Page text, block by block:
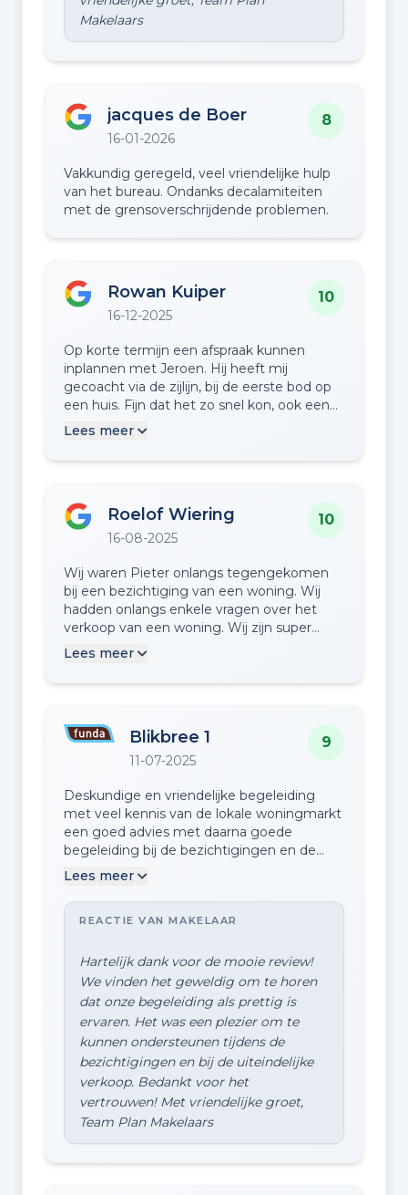
jacques de Boer
16-01-2026
8
Vakkundig geregeld, veel vriendelijke hulp
van het bureau. Ondanks decalamiteiten
met de grensoverschrijdende problemen.
Rowan Kuiper
16-12-2025
10
Op korte termijn een afspraak kunnen
inplannen met Jeroen. Hij heeft mij
gecoacht via de zijlijn, bij de eerste bod op
een huis. Fijn dat het zo snel kon, ook een
reële man. Ik heb de samenwerking als
Lees meer
Roelof Wiering
16-08-2025
10
Wij waren Pieter onlangs tegengekomen
bij een bezichtiging van een woning. Wij
hadden onlangs enkele vragen over het
verkoop van een woning. Wij zijn super
geholpen door Pieter en zijn team.
verkopen dan schakelen wij zeker Pieter en
Lees meer
Blikbree 1
11-07-2025
9
Deskundige en vriendelijke begeleiding
met veel kennis van de lokale woningmarkt
een goed advies met daarna goede
begeleiding bij de bezichtigingen en de
uiteindelijke verkoop.
Lees meer
REACTIE VAN MAKELAAR
Hartelijk dank voor de mooie review!
We vinden het geweldig om te horen
dat onze begeleiding als prettig is
ervaren. Het was een plezier om te
kunnen ondersteunen tijdens de
bezichtigingen en bij de uiteindelijke
verkoop. Bedankt voor het
vertrouwen! Met vriendelijke groet,